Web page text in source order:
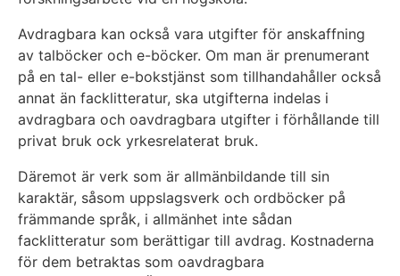
Avdragbara kan också vara utgifter för anskaffning
av talböcker och e-böcker. Om man är prenumerant
på en tal- eller e-bokstjänst som tillhandahåller också
annat än facklitteratur, ska utgifterna indelas i
avdragbara och oavdragbara utgifter i förhållande till
privat bruk ock yrkesrelaterat bruk.
Däremot är verk som är allmänbildande till sin
karaktär, såsom uppslagsverk och ordböcker på
främmande språk, i allmänhet inte sådan
facklitteratur som berättigar till avdrag. Kostnaderna
för dem betraktas som oavdragbara